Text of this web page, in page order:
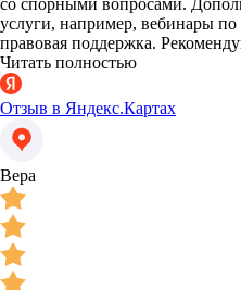
услуги, например, вебинары
правовая поддержка.
Читать полностью
Отзыв в Яндекс.Картах
Вера